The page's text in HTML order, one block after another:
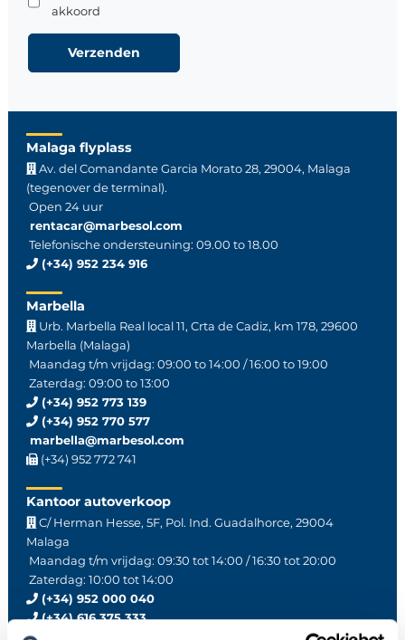
akkoord
Malaga flyplass
Av. del Comandante Garcia Morato 28, 29004, Malaga
(tegenover de terminal).
Open 24 uur
rentacar@marbesol.com
Telefonische ondersteuning: 09.00 to 18.00
(+34) 952 234 916
Marbella
Urb. Marbella Real local 11, Crta de Cadiz, km 178, 29600
Marbella (Malaga)
Maandag t/m vrijdag: 09:00 to 14:00 / 16:00 to 19:00
Zaterdag: 09:00 to 13:00
(+34) 952 773 139
(+34) 952 770 577
marbella@marbesol.com
(+34) 952 772 741
Kantoor autoverkoop
C/ Herman Hesse, 5F, Pol. Ind. Guadalhorce, 29004
Malaga
Maandag t/m vrijdag: 09:30 tot 14:00 / 16:30 tot 20:00
Zaterdag: 10:00 tot 14:00
(+34) 952 000 040
(+34) 616 375 333
ventas@marbesol.com